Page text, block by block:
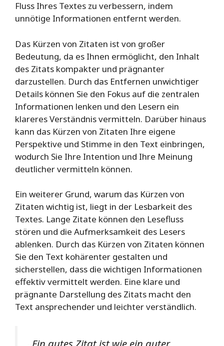
Fluss Ihres Textes zu verbessern, indem
unnötige Informationen entfernt werden.
Das Kürzen von Zitaten ist von großer
Bedeutung, da es Ihnen ermöglicht, den Inhalt
des Zitats kompakter und prägnanter
darzustellen. Durch das Entfernen unwichtiger
Details können Sie den Fokus auf die zentralen
Informationen lenken und den Lesern ein
klareres Verständnis vermitteln. Darüber hinaus
kann das Kürzen von Zitaten Ihre eigene
Perspektive und Stimme in den Text einbringen,
wodurch Sie Ihre Intention und Ihre Meinung
deutlicher vermitteln können.
Ein weiterer Grund, warum das Kürzen von
Zitaten wichtig ist, liegt in der Lesbarkeit des
Textes. Lange Zitate können den Lesefluss
stören und die Aufmerksamkeit des Lesers
ablenken. Durch das Kürzen von Zitaten können
Sie den Text kohärenter gestalten und
sicherstellen, dass die wichtigen Informationen
effektiv vermittelt werden. Eine klare und
prägnante Darstellung des Zitats macht den
Text ansprechender und leichter verständlich.